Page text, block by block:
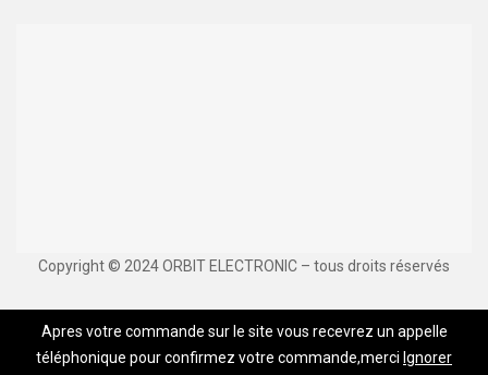
Copyright © 2024 ORBIT ELECTRONIC – tous droits réservés
Apres votre commande sur le site vous recevrez un appelle
téléphonique pour confirmez votre commande,merci Ignorer